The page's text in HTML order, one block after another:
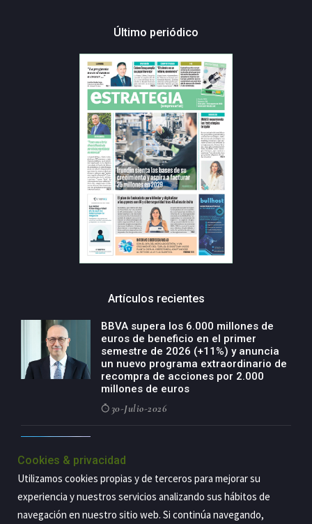
Último periódico
Artículos recientes
BBVA supera los 6.000 millones de
euros de beneficio en el primer
semestre de 2026 (+11%) y anuncia
un nuevo programa extraordinario de
recompra de acciones por 2.000
millones de euros
30-Julio-2026
negocio agro con un modelo global
de especialización presente en siete
países
29-Julio-2026
Cookies & privacidad
Utilizamos cookies propias y de terceros para mejorar su
experiencia y nuestros servicios analizando sus hábitos de
navegación en nuestro sitio web. Si continúa navegando,